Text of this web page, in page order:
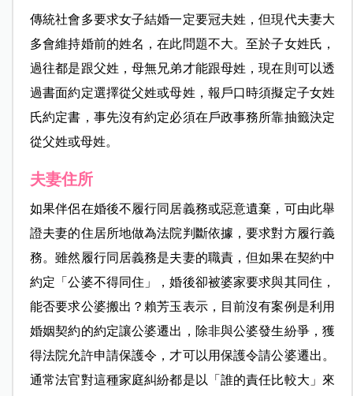
傳統社會多要求女子結婚一定要冠夫姓，但現代夫妻大
多會維持婚前的姓名，在此問題不大。至於子女姓氏，
過往都是跟父姓，母無兄弟才能跟母姓，現在則可以透
過書面約定選擇從父姓或母姓，報戶口時須擬定子女姓
氏約定書，事先沒有約定必須在戶政事務所靠抽籤決定
從父姓或母姓。
夫妻住所
如果伴侶在婚後不履行同居義務或惡意遺棄，可由此舉
證夫妻的住居所地做為法院判斷依據，要求對方履行義
務。雖然履行同居義務是夫妻的職責，但如果在契約中
約定「公婆不得同住」，婚後卻被婆家要求與其同住，
能否要求公婆搬出？賴芳玉表示，目前沒有案例是利用
婚姻契約的約定讓公婆遷出，除非與公婆發生紛爭，獲
得法院允許申請保護令，才可以用保護令請公婆遷出。
通常法官對這種家庭糾紛都是以「誰的責任比較大」來